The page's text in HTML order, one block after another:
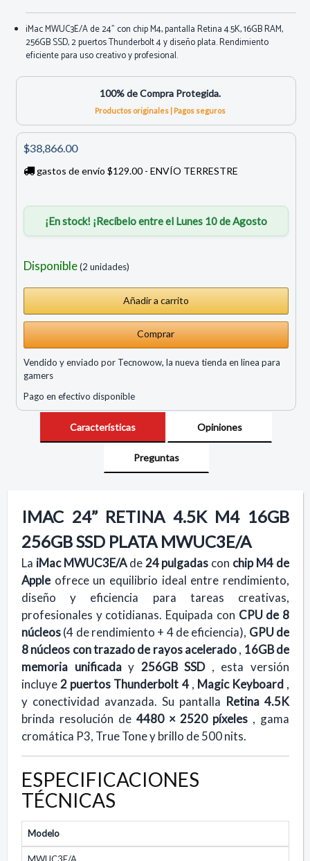
iMac MWUC3E/A de 24” con chip M4, pantalla Retina 4.5K, 16GB RAM,
256GB SSD, 2 puertos Thunderbolt 4 y diseño plata. Rendimiento
eficiente para uso creativo y profesional.
100% de Compra Protegida.
Productos originales | Pagos seguros
$38,866.00
gastos de envío $129.00 - ENVÍO TERRESTRE
¡En stock! ¡Recíbelo entre el Lunes 10 de Agosto
Disponible(2 unidades)
Comprar
Vendido y enviado por Tecnowow, la nueva tienda en linea para
gamers
Pago en efectivo disponible
Características Opiniones
Preguntas
IMAC 24” RETINA 4.5K M4 16GB
256GB SSD PLATA MWUC3E/A
La iMac MWUC3E/Ade24 pulgadas con chip M4 de
Apple ofrece un equilibrio ideal entre rendimiento,
diseño y eficiencia para tareas creativas,
profesionales y cotidianas. Equipada con CPU de 8
núcleos(4 de rendimiento + 4 de eficiencia), GPU de
8 núcleos con trazado de rayos acelerado, 16GB de
memoria unificaday 256GB SSD , esta versión
incluye2 puertos Thunderbolt 4 , Magic Keyboard ,
y conectividad avanzada. Su pantalla Retina 4.5K
brinda resolución de 4480 × 2520 píxeles , gama
cromática P3, True Tone y brillo de 500 nits.
ESPECIFICACIONES
TÉCNICAS
Modelo